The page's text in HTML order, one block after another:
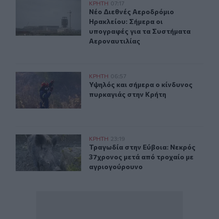
Νέο Διεθνές Αεροδρόμιο Ηρακλείου: Σήμερα οι
ΚΡΗΤΗ 07:17
Νέο Διεθνές Αεροδρόμιο
Νέο Διεθνές Αεροδρόμιο
Ηρακλείου: Σήμερα οι
υπογραφές για τα Συστήματα
Αεροναυτιλίας
Υψηλός και σήμερα ο κίνδυνος πυρκαγιάς στην Κρήτη
ΚΡΗΤΗ 06:57
Υψηλός και σήμερα ο κίνδυνος
Υψηλός και σήμερα ο κίνδυνος
πυρκαγιάς στην Κρήτη
Τραγωδία στην Εύβοια: Νεκρός 37χρονος μετά από
ΚΡΗΤΗ 23:19
Τραγωδία στην Εύβοια: Νεκρός
Τραγωδία στην Εύβοια: Νεκρός
37χρονος μετά από τροχαίο με
αγριογούρουνο